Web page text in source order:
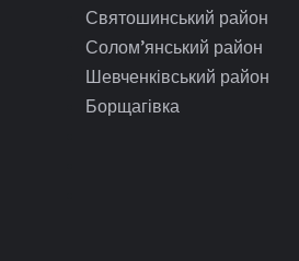
Святошинський район
Солом’янський район
Шевченківський район
Борщагівка